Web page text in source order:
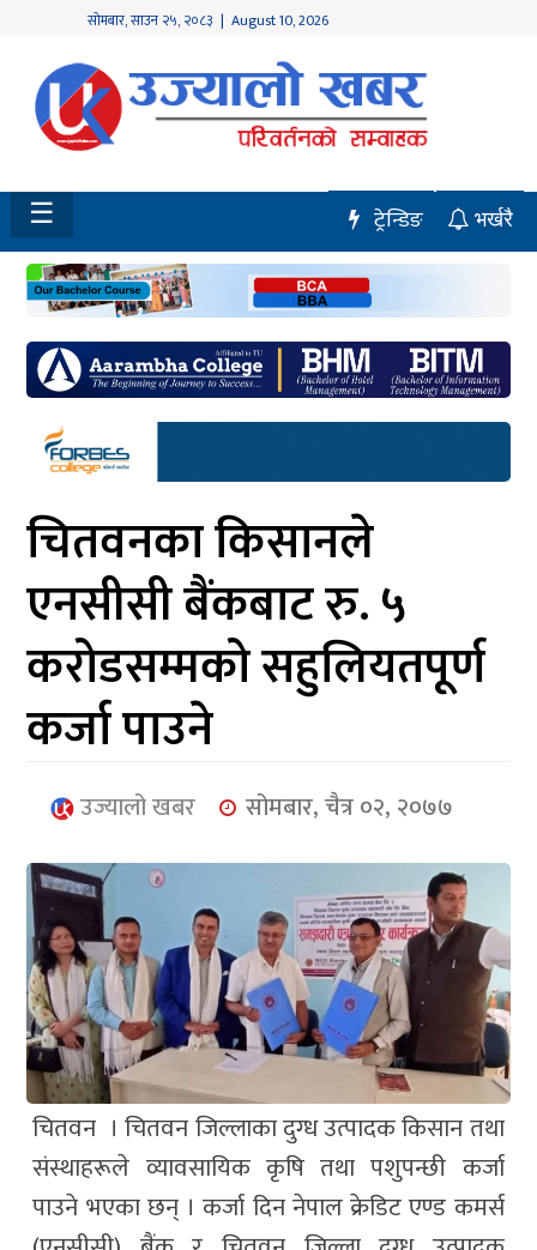
सोमबार,साउन २५, २०८३ | August 10, 2026
होमपेज
नवलपुर
विशेष
मध्य
नेपाल
चितवन
सेरोफेरो
समाचार
आर्थिक
मनोरञ्जन
खेलकुद
अन्तर्राष्ट्रिय/
युनिकोड
☰ भर्खरै
ट्रेन्डिङ
चितवनका किसानले
एनसीसी बैंकबाट रु‍. ५
करोडसम्मको सहुलियतपूर्ण
कर्जा पाउने
उज्यालो खबर सोमबार, चैत्र ०२, २०७७
चितवन । चितवन जिल्लाका दुग्ध उत्पादक किसान तथा
संस्थाहरूले व्यावसायिक कृषि तथा पशुपन्छी कर्जा
पाउने भएका छन् । कर्जा दिन नेपाल क्रेडिट एण्ड कमर्स